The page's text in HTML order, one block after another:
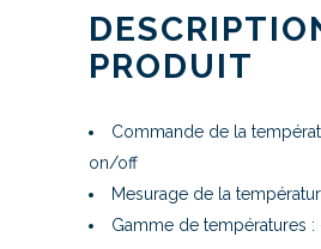
PRODUIT
Commande de la
on/off
Mesurage de la
Gamme de températures :